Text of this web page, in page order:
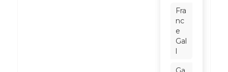
Fra
nc
e
Gal
l